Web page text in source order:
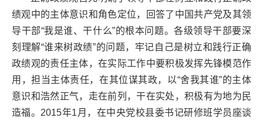
绩观中的主体意识和角色定位，回答了中国共产党及其领
导干部“我是谁、干什么”的根本问题。各级领导干部要深
刻理解“谁来树政绩”的问题，牢记自己是树立和践行正确
政绩观的责任主体，在实际工作中要积极发挥先锋模范作
用，担当主体责任，在其位谋其政，以“舍我其谁”的主体
意识和浩然正气，走在前列，干在实处，积极有为地为民
造福。2015年1月，在中央党校县委书记研修班学员座谈